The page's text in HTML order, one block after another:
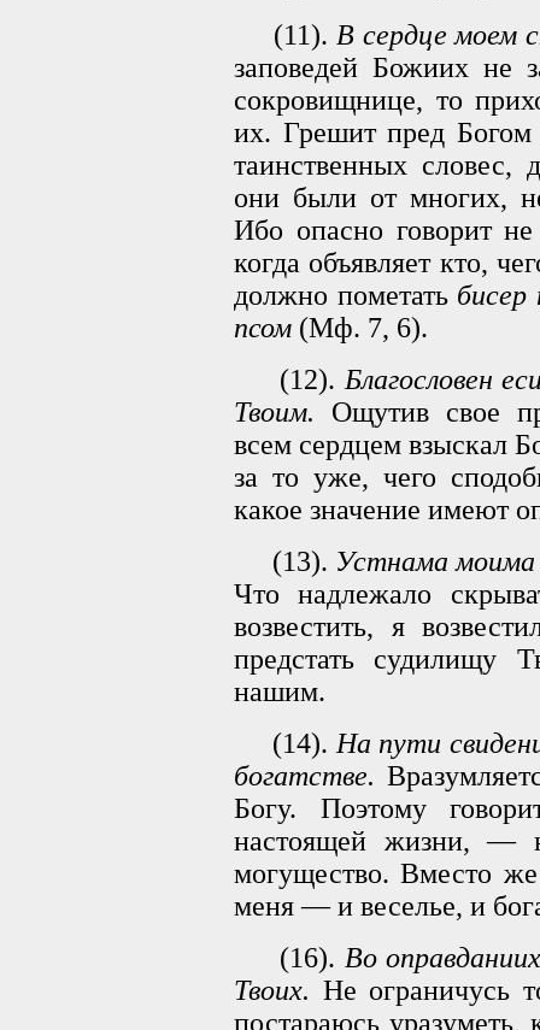
(11). В сердце моем
заповедей Божиих не
сокровищнице, то
их. Грешит пред Богом
таинственных словес,
они были от многих,
Ибо опасно говорит
когда объявляет кто,
должно пометать бисер
псом (Мф. 7, 6).
(12). Благословен
Твоим. Ощутив свое
всем сердцем взыскал
за то уже, чего
какое значение имеют
(13). Устнама моима
Что надлежало
возвестить, я
предстать судилищу
нашим.
(14). На пути
богатстве.
Богу. Поэтому
настоящей жизни, —
могущество. Вместо же
меня — и веселье, и
(16). Во
Твоих. Не ограничусь
постараюсь